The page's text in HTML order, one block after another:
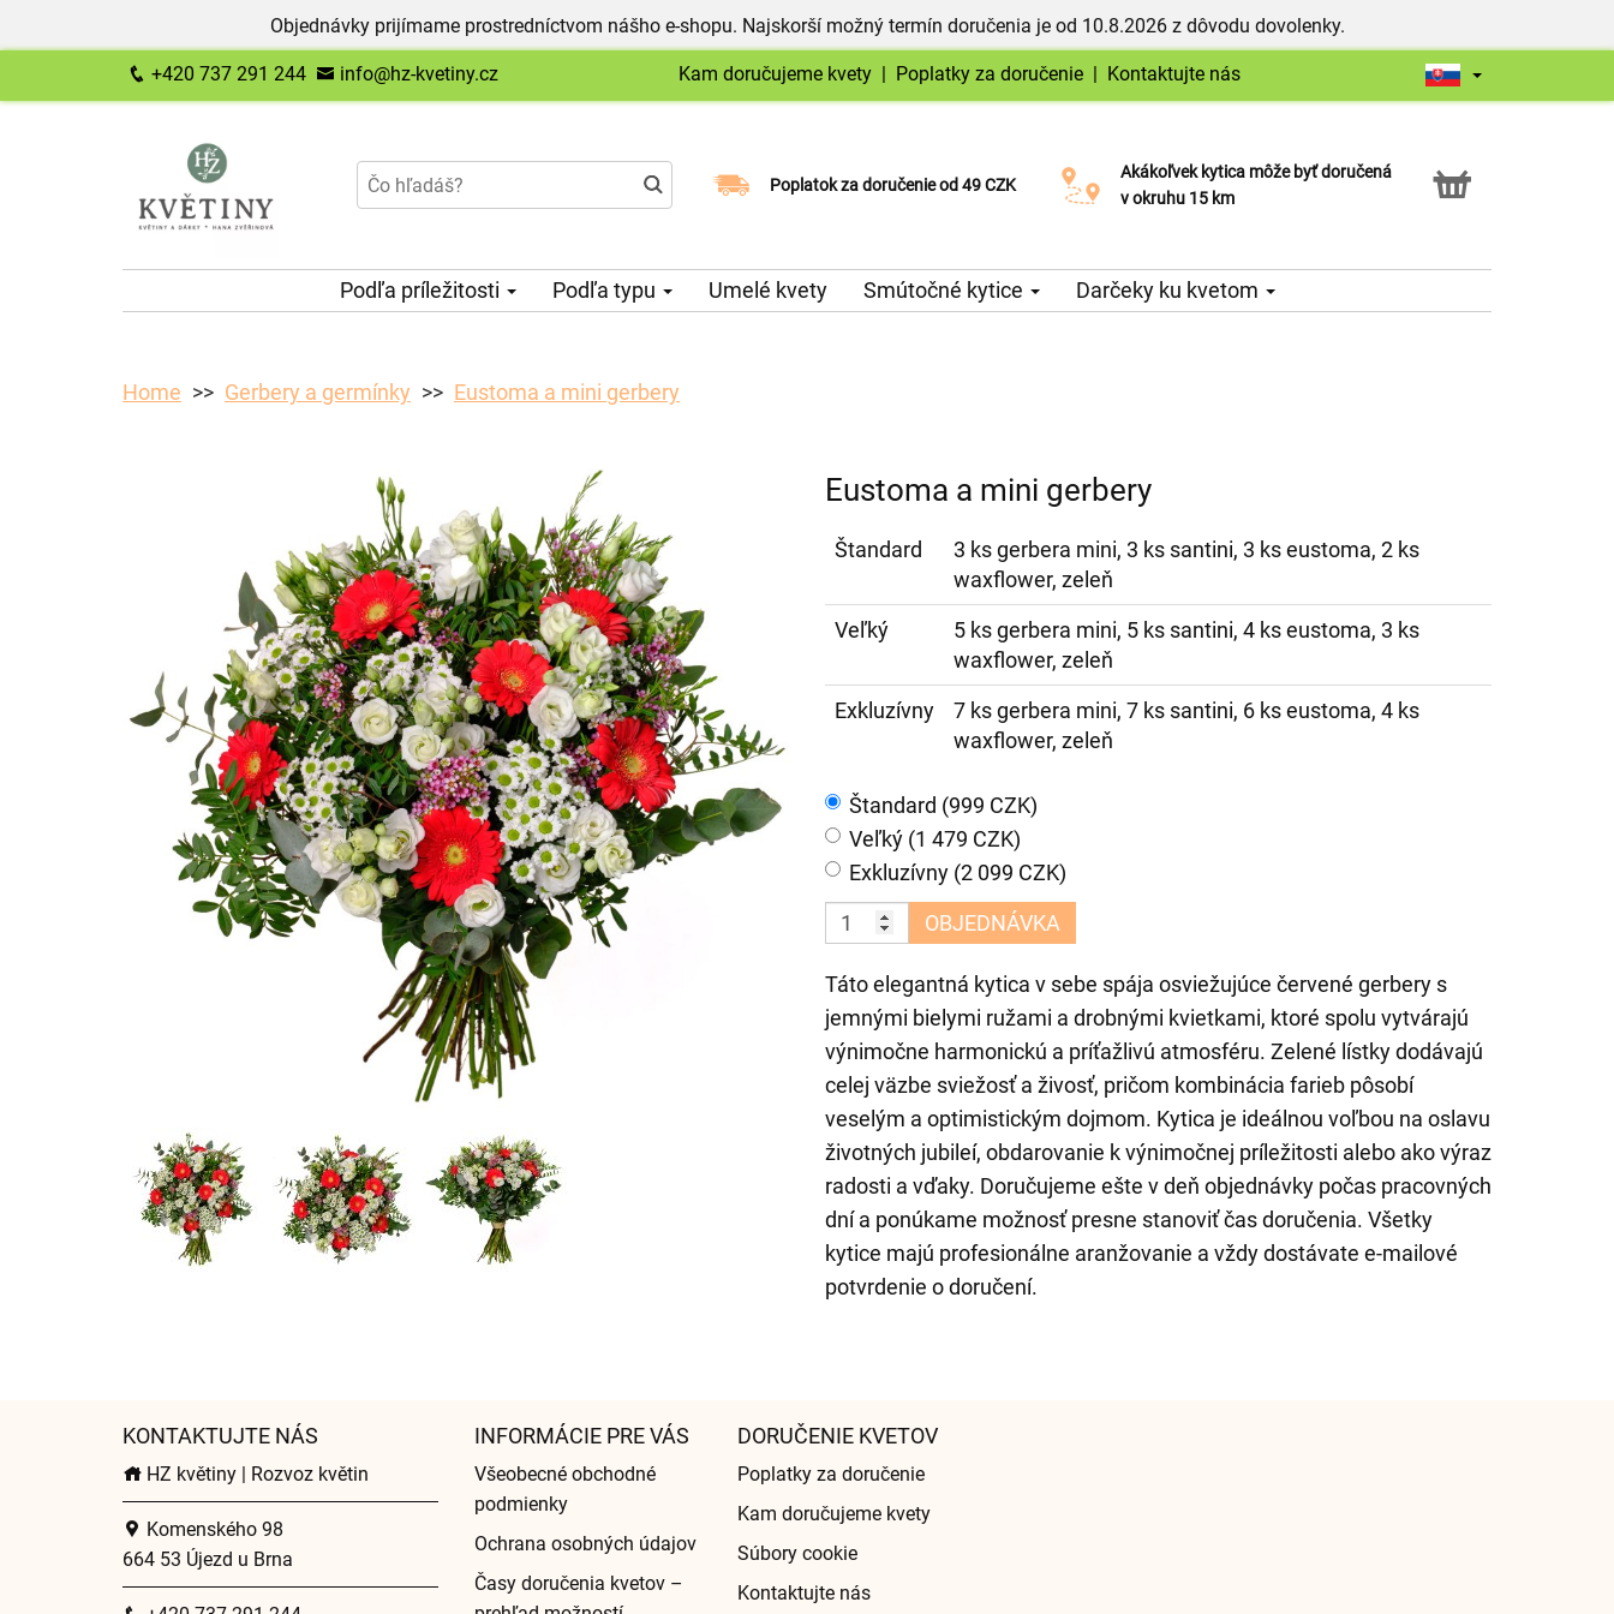
Objednávky prijímame prostredníctvom nášho e-shopu. Najskorší možný termín doručenia je od 10.8.2026 z dôvodu dovolenky.
+420 737 291 244 info@hz-kvetiny.cz Kam doručujeme kvety | Poplatky za doručenie | Kontaktujte nás
Poplatok za doručenie od 49 CZK
Vyberte si dátum doručenia
Akákoľvek kytica môže byť doručená
v okruhu 15 km
Služba Click & Collect
Podľa príležitosti Podľa typu Umelé kvety Smútočné kytice Darčeky ku kvetom
Home Gerbery a germínky Eustoma a mini gerbery
Eustoma a mini gerbery
Štandard
3 ks gerbera mini, 3 ks santini, 3 ks eustoma, 2 ks
waxflower, zeleň
Veľký
5 ks gerbera mini, 5 ks santini, 4 ks eustoma, 3 ks
waxflower, zeleň
Exkluzívny
7 ks gerbera mini, 7 ks santini, 6 ks eustoma, 4 ks
waxflower, zeleň
Štandard (999 CZK)
Veľký (1 479 CZK)
Exkluzívny (2 099 CZK)
OBJEDNÁVKA
Táto elegantná kytica v sebe spája osviežujúce červené gerbery s
jemnými bielymi ružami a drobnými kvietkami, ktoré spolu vytvárajú
výnimočne harmonickú a príťažlivú atmosféru. Zelené lístky dodávajú
celej väzbe sviežosť a živosť, pričom kombinácia farieb pôsobí
veselým a optimistickým dojmom. Kytica je ideálnou voľbou na oslavu
životných jubileí, obdarovanie k výnimočnej príležitosti alebo ako výraz
radosti a vďaky. Doručujeme ešte v deň objednávky počas pracovných
dní a ponúkame možnosť presne stanoviť čas doručenia. Všetky
kytice majú profesionálne aranžovanie a vždy dostávate e-mailové
potvrdenie o doručení.
KONTAKTUJTE NÁS
HZ květiny | Rozvoz květin
Komenského 98
664 53 Újezd u Brna
INFORMÁCIE PRE VÁS
Všeobecné obchodné
podmienky
Ochrana osobných údajov
Časy doručenia kvetov –
DORUČENIE KVETOV
Poplatky za doručenie
Kam doručujeme kvety
Súbory cookie
Kontaktujte nás